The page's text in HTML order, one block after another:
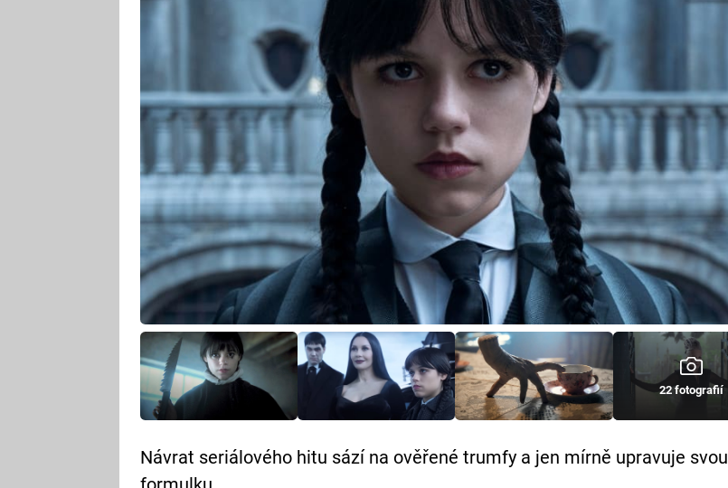
22 fotografií
Návrat seriálového hitu sází na ověřené trumfy a jen mírně upravuje svou